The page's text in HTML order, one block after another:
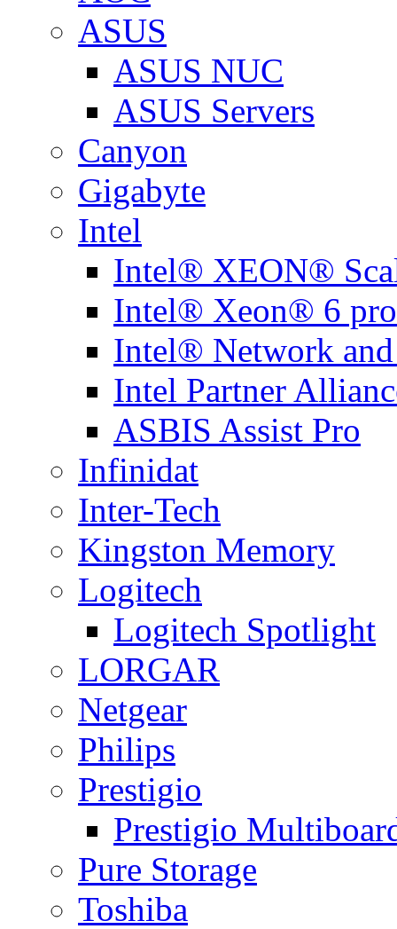
ASUS
ASUS NUC
ASUS Servers
Canyon
Gigabyte
Intel
Intel® XEON®
Intel® Xeon® 6
Intel® Network
Intel Partner
ASBIS Assist Pro
Infinidat
Inter-Tech
Kingston Memory
Logitech
Logitech Spotlight
LORGAR
Netgear
Philips
Prestigio
Prestigio
Pure Storage
Toshiba